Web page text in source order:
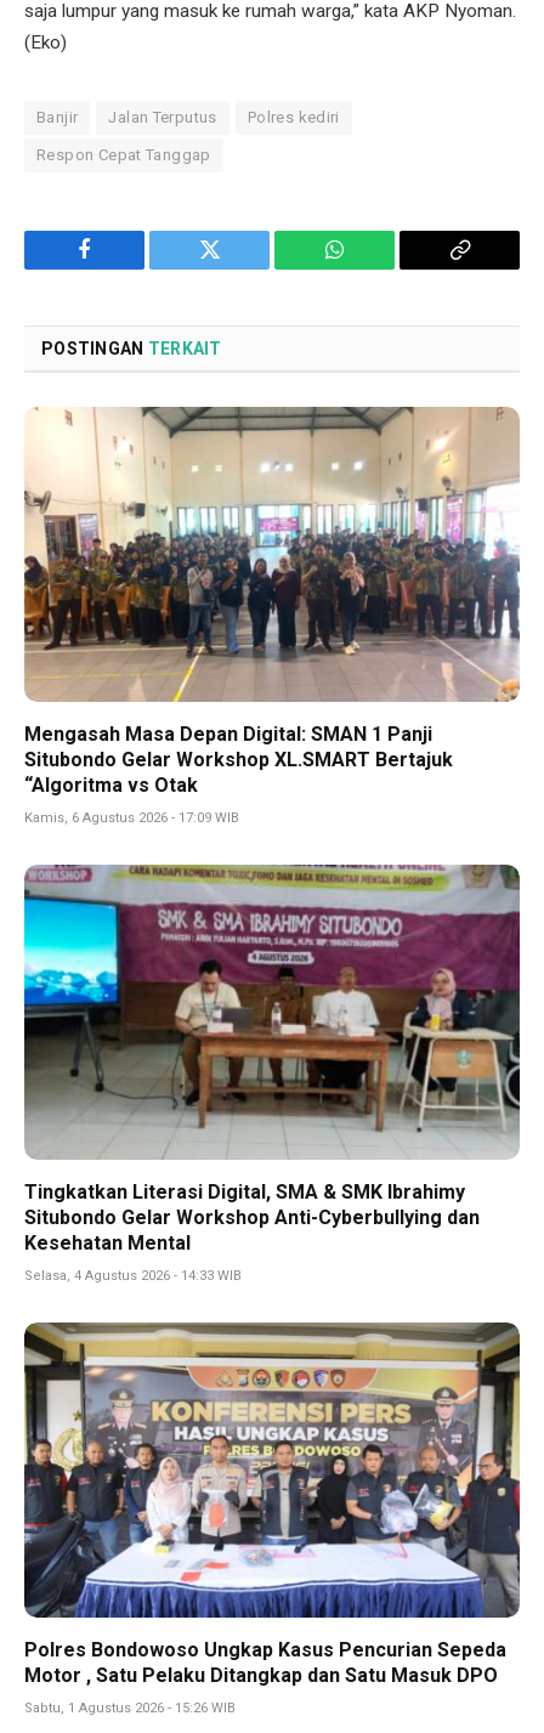
saja lumpur yang masuk ke rumah warga,” kata AKP Nyoman.
(Eko)
Banjir Jalan Terputus Polres kediri
Respon Cepat Tanggap
Facebook Twitter WhatsApp
Copy
POSTINGAN TERKAIT
Mengasah Masa Depan Digital: SMAN 1 Panji
Situbondo Gelar Workshop XL.SMART Bertajuk
“Algoritma vs Otak
Kamis, 6 Agustus 2026 - 17:09 WIB
Tingkatkan Literasi Digital, SMA & SMK Ibrahimy
Situbondo Gelar Workshop Anti-Cyberbullying dan
Kesehatan Mental
Selasa, 4 Agustus 2026 - 14:33 WIB
Polres Bondowoso Ungkap Kasus Pencurian Sepeda
Motor , Satu Pelaku Ditangkap dan Satu Masuk DPO
Sabtu, 1 Agustus 2026 - 15:26 WIB